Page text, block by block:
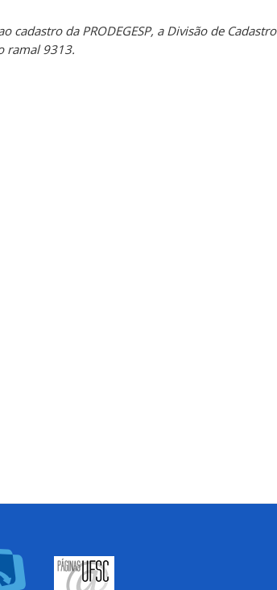
da PRODEGESP, a Divisão de Cadastro
ramal 9313.